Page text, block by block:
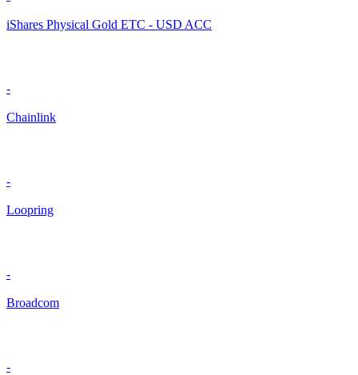
iShares Physical Gold ETC - USD ACC
-
Chainlink
-
Loopring
-
Broadcom
-